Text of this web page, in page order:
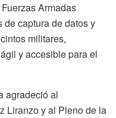
Armadas
captura de datos y
militares,
y accesible para el
agradeció al
Liranzo y al Pleno de la